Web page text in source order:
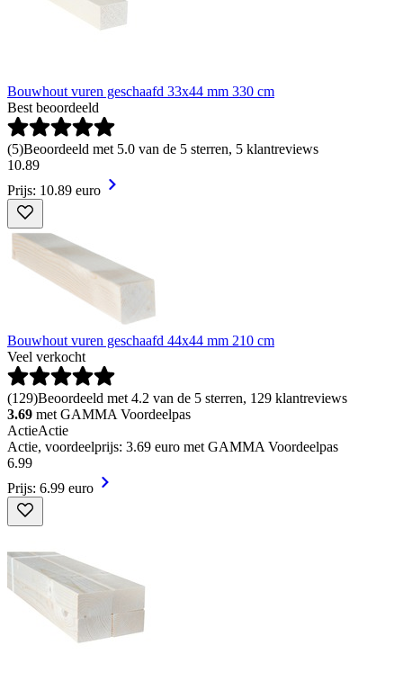
Bouwhout vuren geschaafd 33x44 mm 330 cm
Best beoordeeld
(5)Beoordeeld met 5.0 van de 5 sterren, 5 klantreviews
10.89
Prijs: 10.89 euro
Bouwhout vuren geschaafd 44x44 mm 210 cm
Veel verkocht
(129)Beoordeeld met 4.2 van de 5 sterren, 129 klantreviews
3.69 met GAMMA Voordeelpas
ActieActie
Actie, voordeelprijs: 3.69 euro met GAMMA Voordeelpas
6.99
Prijs: 6.99 euro